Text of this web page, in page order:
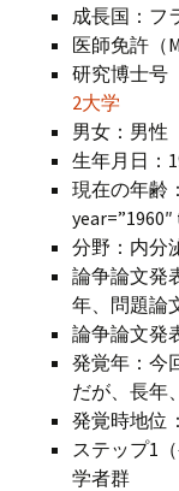
成長国：フ
医師免許（
研究博士号
2大学
男女：男性
生年月日：
現在の年齢
分野：内分
論争論文発
年、問題論
論争論文発
発覚年：今
だが、長年
発覚時地位
ステップ1
学者群